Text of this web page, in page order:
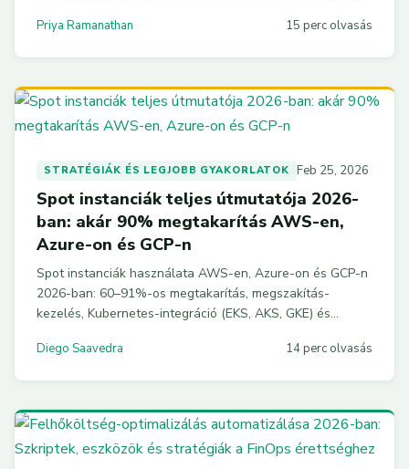
Priya Ramanathan 15 perc olvasás
STRATÉGIÁK ÉS LEGJOBB GYAKORLATOK Feb 25, 2026
Spot instanciák teljes útmutatója 2026-
ban: akár 90% megtakarítás AWS-en,
Azure-on és GCP-n
Spot instanciák használata AWS-en, Azure-on és GCP-n
2026-ban: 60–91%-os megtakarítás, megszakítás-
kezelés, Kubernetes-integráció (EKS, AKS, GKE) és
Diego Saavedra 14 perc olvasás